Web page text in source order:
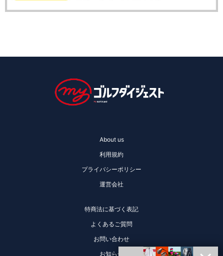
About us
利用規約
プライバシーポリシー
運営会社
特商法に基づく表記
よくあるご質問
お問い合わせ
お知らせ